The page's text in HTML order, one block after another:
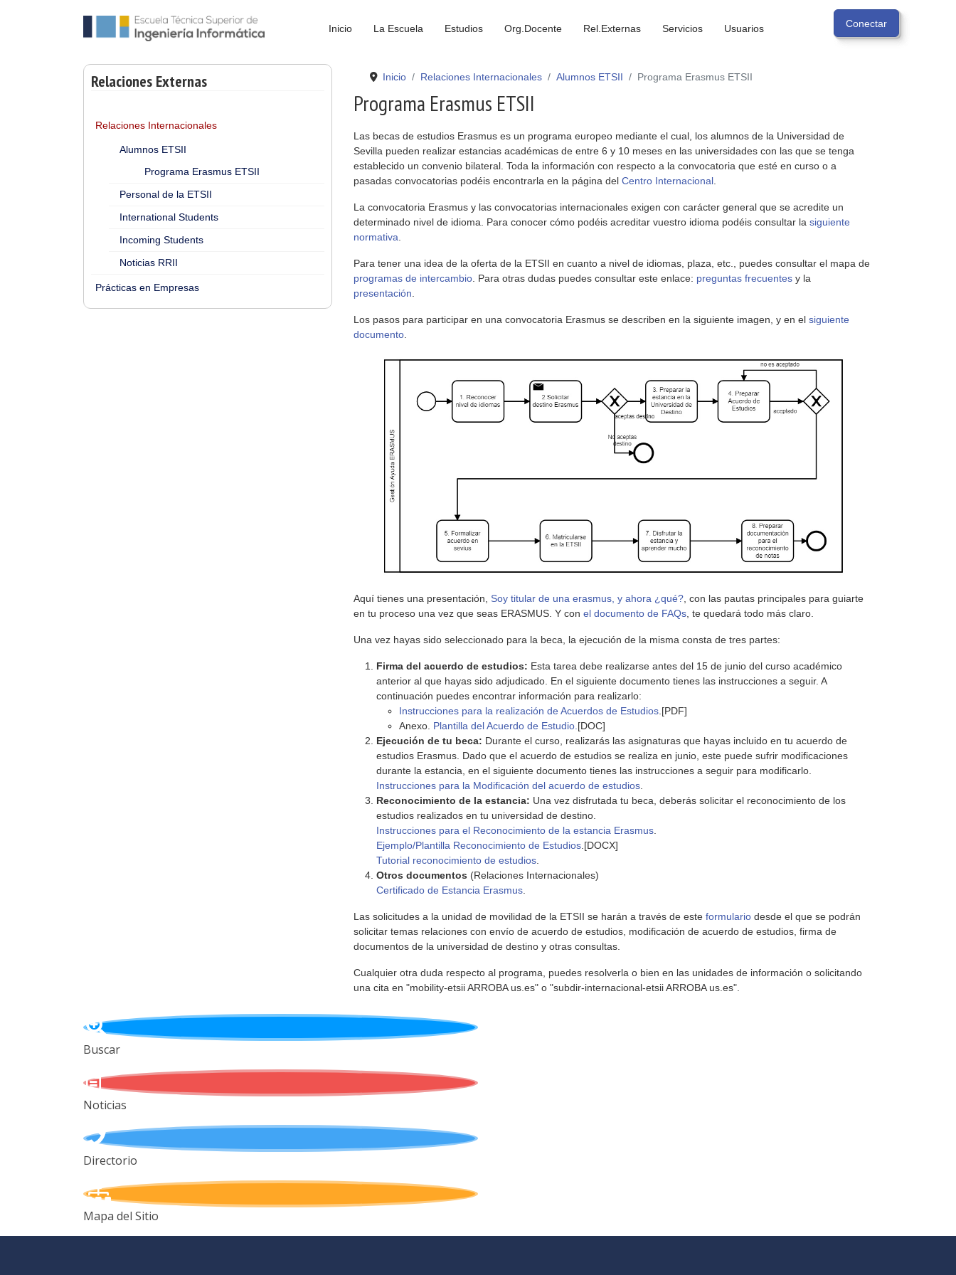
Inicio La Escuela Estudios Org.Docente Rel.Externas Servicios Usuarios
Relaciones Externas
Relaciones Internacionales
Alumnos ETSII
Programa Erasmus ETSII
Personal de la ETSII
International Students
Incoming Students
Noticias RRII
Prácticas en Empresas
Inicio Relaciones Internacionales Alumnos ETSII Programa Erasmus ETSII
Programa Erasmus ETSII
Las becas de estudios Erasmus es un programa europeo mediante el cual, los alumnos de la Universidad de
Sevilla pueden realizar estancias académicas de entre 6 y 10 meses en las universidades con las que se tenga
establecido un convenio bilateral. Toda la información con respecto a la convocatoria que esté en curso o a
pasadas convocatorias podéis encontrarla en la página del Centro Internacional
La convocatoria Erasmus y las convocatorias internacionales exigen con carácter general que se acredite un
determinado nivel de idioma. Para conocer cómo podéis acreditar vuestro idioma podéis consultar la siguiente
normativa
Para tener una idea de la oferta de la ETSII en cuanto a nivel de idiomas, plaza, etc., puedes consultar el mapa de
programas de intercambio . Para otras dudas puedes consultar este enlace: preguntas frecuentes y la
presentación
Los pasos para participar en una convocatoria Erasmus se describen en la siguiente imagen, y en el siguiente
documento
Aquí tienes una presentación, Soy titular de una erasmus, y ahora ¿qué?, con las pautas principales para guiarte
en tu proceso una vez que seas ERASMUS. Y con el documento de FAQs, te quedará todo más claro.
Una vez hayas sido seleccionado para la beca, la ejecución de la misma consta de tres partes:
Firma del acuerdo de estudios: Esta tarea debe realizarse antes del 15 de junio del curso académico
anterior al que hayas sido adjudicado. En el siguiente documento tienes las instrucciones a seguir. A
continuación puedes encontrar información para realizarlo:
Instrucciones para la realización de Acuerdos de Estudios.[PDF]
Anexo. Plantilla del Acuerdo de Estudio.[DOC]
Ejecución de tu beca: Durante el curso, realizarás las asignaturas que hayas incluido en tu acuerdo de
estudios Erasmus. Dado que el acuerdo de estudios se realiza en junio, este puede sufrir modificaciones
durante la estancia, en el siguiente documento tienes las instrucciones a seguir para modificarlo.
Instrucciones para la Modificación del acuerdo de estudios.
Reconocimiento de la estancia: Una vez disfrutada tu beca, deberás solicitar el reconocimiento de los
estudios realizados en tu universidad de destino.
Instrucciones para el Reconocimiento de la estancia Erasmus.
Ejemplo/Plantilla Reconocimiento de Estudios.[DOCX]
Tutorial reconocimiento de estudios.
Otros documentos (Relaciones Internacionales)
Certificado de Estancia Erasmus.
Las solicitudes a la unidad de movilidad de la ETSII se harán a través de este formulario desde el que se podrán
solicitar temas relaciones con envío de acuerdo de estudios, modificación de acuerdo de estudios, firma de
documentos de la universidad de destino y otras consultas.
Cualquier otra duda respecto al programa, puedes resolverla o bien en las unidades de información o solicitando
una cita en "mobility-etsii ARROBA us.es" o "subdir-internacional-etsii ARROBA us.es".
Buscar
Noticias
Directorio
Mapa del Sitio